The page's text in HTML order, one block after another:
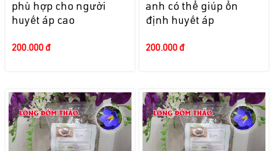
phù hợp cho người
huyết áp cao
200.000 đ
anh có thể giúp ổn
định huyết áp
200.000 đ